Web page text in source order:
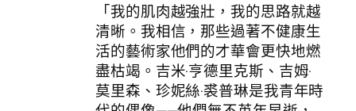
「我的肌肉越強壯，我的思路就越
清晰。我相信，那些過著不健康生
活的藝術家他們的才華會更快地燃
盡枯竭。吉米·亨德里克斯、吉姆·
莫里森、珍妮絲·裘普琳是我青年時